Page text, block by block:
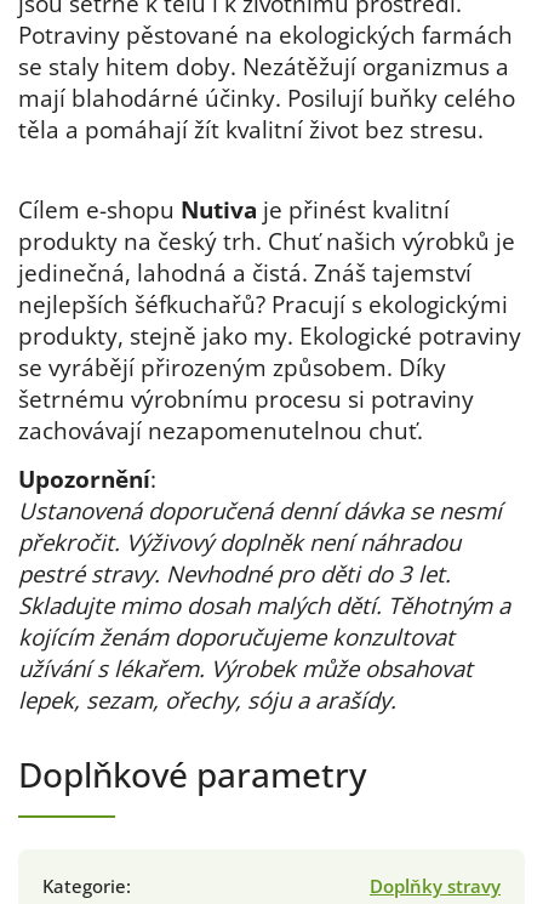
Potraviny pěstované na ekologických farmách
se staly hitem doby. Nezátěžují organizmus a
mají blahodárné účinky. Posilují buňky celého
těla a pomáhají žít kvalitní život bez stresu.
Cílem e-shopu Nutiva je přinést kvalitní
produkty na český trh. Chuť našich výrobků je
jedinečná, lahodná a čistá. Znáš tajemství
nejlepších šéfkuchařů? Pracují s ekologickými
produkty, stejně jako my. Ekologické potraviny
se vyrábějí přirozeným způsobem. Díky
šetrnému výrobnímu procesu si potraviny
zachovávají nezapomenutelnou chuť.
Upozornění:
Ustanovená doporučená denní dávka se nesmí
překročit. Výživový doplněk není náhradou
pestré stravy. Nevhodné pro děti do 3 let.
Skladujte mimo dosah malých dětí. Těhotným a
kojícím ženám doporučujeme konzultovat
užívání s lékařem. Výrobek může obsahovat
lepek, sezam, ořechy, sóju a arašídy.
Doplňkové parametry
Kategorie:
Doplňky stravy